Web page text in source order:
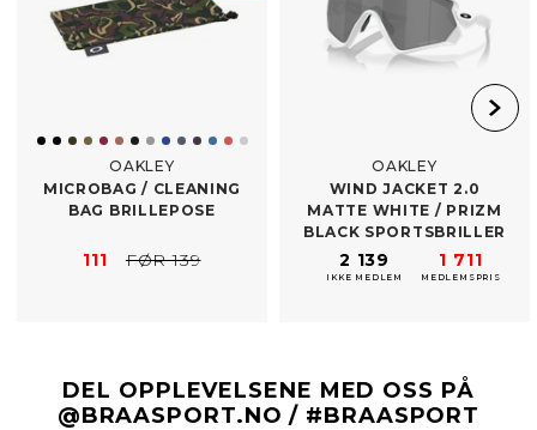
OAKLEY
MICROBAG /​ CLEANING
BAG BRILLEPOSE
111 FØR 139
OAKLEY
WIND JACKET 2.0
MATTE WHITE /​ PRIZM
BLACK SPORTSBRILLER
2 139
IKKE MEDLEM
1 711
MEDLEMSPRIS
DEL OPPLEVELSENE MED OSS PÅ
@BRAASPORT.NO / #BRAASPORT